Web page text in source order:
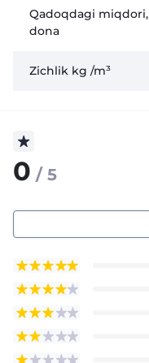
Qadoqdagi miqdori,
dona
Zichlik kg /m³
0 / 5